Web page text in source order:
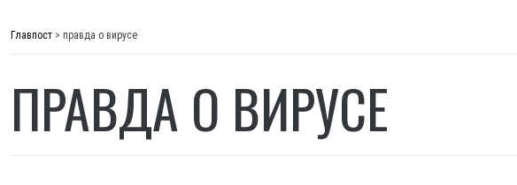
Главпост > правда о вирусе
ПРАВДА О ВИРУСЕ